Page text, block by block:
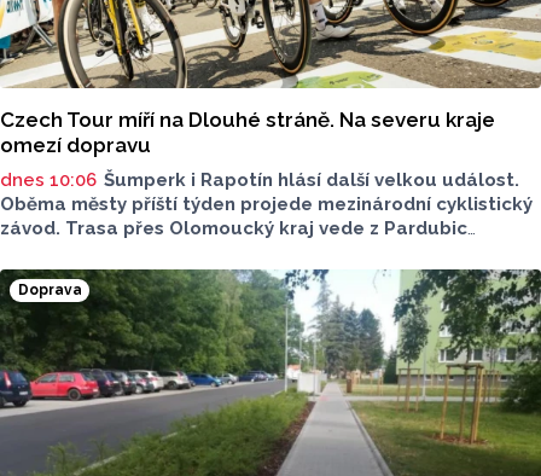
Czech Tour míří na Dlouhé stráně. Na severu kraje
omezí dopravu
dnes 10:06 Šumperk i Rapotín hlásí další velkou událost.
Oběma městy příští týden projede mezinárodní cyklistický
závod. Trasa přes Olomoucký kraj vede z Pardubic
stráně. Pozor na dopravní omezení.
Doprava